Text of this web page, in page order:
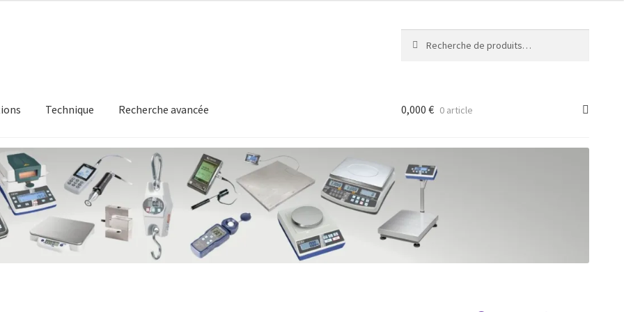
Technique Recherche avancée
en matière de remboursements et de retours Recherche avancée
0,000 € 0 article